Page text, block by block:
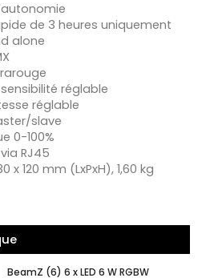
de 3 heures uniquement
alone
réglable
réglable
slave
0-100%
RJ45
x 120 mm (LxPxH), 1,60 kg
BeamZ (6) 6 x LED 6 W RGBW